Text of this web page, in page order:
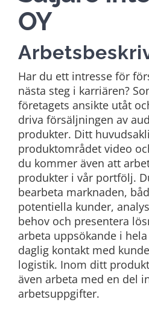
OY
Har du ett intresse för
nästa steg i karriären?
företagets ansikte utåt
driva försäljningen av
produkter. Ditt
produktområdet video
du kommer även att
produkter i vår portfölj.
bearbeta marknaden,
potentiella kunder,
behov och presentera
arbeta uppsökande i
daglig kontakt med
logistik. Inom ditt
även arbeta med en del
arbetsuppgifter.